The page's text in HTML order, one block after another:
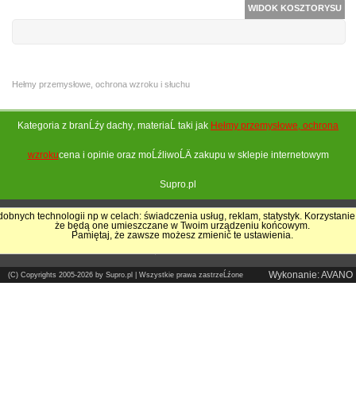
WIDOK KOSZTORYSU
Hełmy przemysłowe, ochrona wzroku i słuchu
Kategoria z branĹźy dachy, materiaĹ taki jak Hełmy przemysłowe, ochrona
wzrokucena i opinie oraz moĹźliwoĹÄ zakupu w sklepie internetowym
Supro.pl
Pokrycia Dachowe - Supro.pl
Sklep internetowy
Wykonanie: AVANO
(C) Copyrights 2005-2026 by Supro.pl | Wszystkie prawa zastrzeĹźone
technologii np w celach: świadczenia usług, reklam, statystyk.
że będą one umieszczane w Twoim urządzeniu końcowym.
Pamiętaj, że zawsze możesz zmienić te ustawienia.